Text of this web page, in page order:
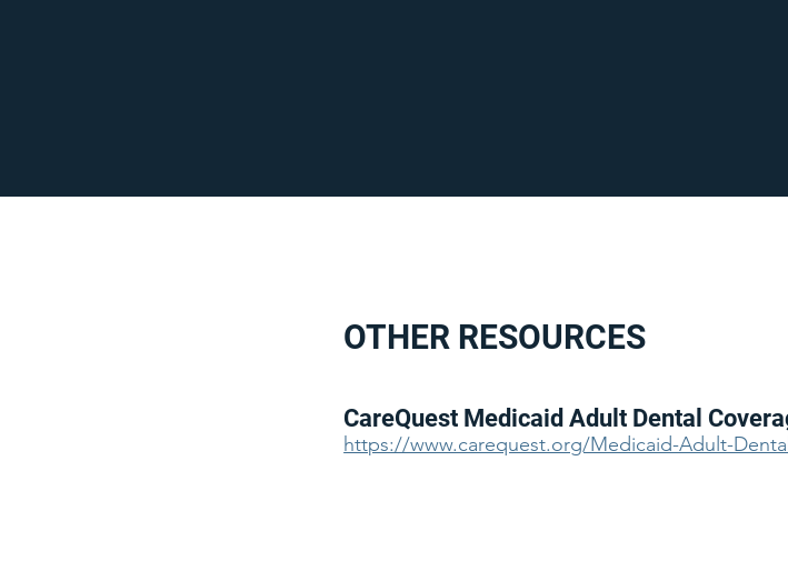
CareQuest Medicaid Adult Dental
https://www.carequest.org/Medicaid-Adult-
OTHER RESOURCES